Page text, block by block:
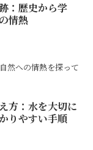
：歴史から学
情熱
然への情熱を探って
方：水を大切に
りやすい手順